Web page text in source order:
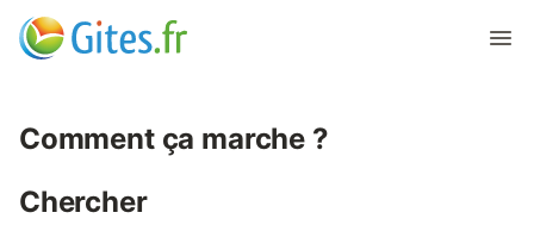
Comment ça marche ?
Chercher